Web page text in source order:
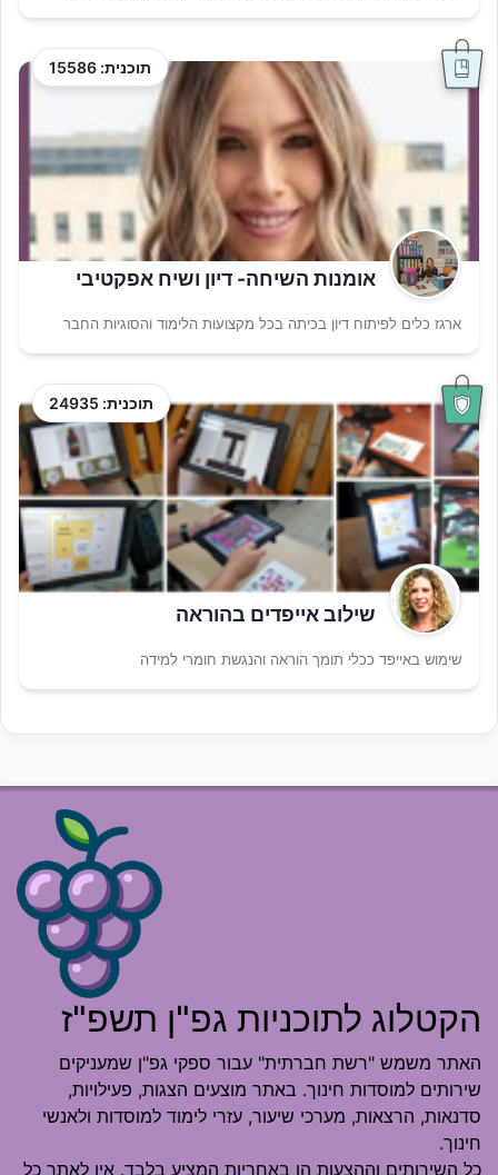
תוכנית: 15586
אומנות השיחה- דיון ושיח אפקטיבי
ארגז כלים לפיתוח דיון בכיתה בכל מקצועות הלימוד והסוגיות החבר
תוכנית: 24935
שילוב אייפדים בהוראה
שימוש באייפד ככלי תומך הוראה והנגשת חומרי למידה
הקטלוג לתוכניות גפ"ן תשפ"ז
האתר משמש "רשת חברתית" עבור ספקי גפ"ן שמעניקים
שירותים למוסדות חינוך. באתר מוצעים הצגות, פעילויות,
סדנאות, הרצאות, מערכי שיעור, עזרי לימוד למוסדות ולאנשי
חינוך.
כל השירותים וההצעות הן באחריות המציע בלבד. אין לאתר כל